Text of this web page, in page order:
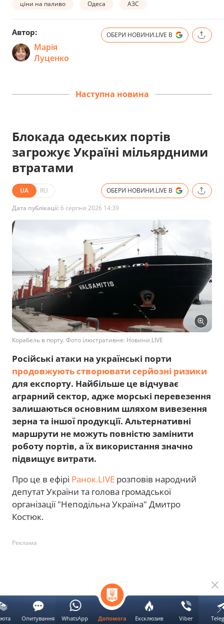
ціни на паливо Одеса АЗС
Автор:
Марія
Луценко
ОБЕРИ НОВИНИ.LIVE В
Наступна новина
Блокада одеських портів
загрожує Україні мільярдними
втратами
UA RU ОБЕРИ НОВИНИ.LIVE В
Дата публікації: 6 серпня 2026 14:39
Корабель в порту. Фото ілюстративне: Новини.LIVE
Російські атаки на українські порти
продовжують створювати серйозні ризики
для експорту. Найбільше це відчуває
аграрний сектор, адже морські перевезення
залишаються основним шляхом вивезення
зерна та іншої продукції. Альтернативні
маршрути не можуть повністю замінити
роботу портів, а їх використання значно
підвищує витрати.
Про це в ефірі Ранок.LIVE розповів народний
депутат України та голова громадської
організації "Неподільна Україна" Дмитро
Костюк.
Реклама
Допомога Ексклюзив Viber
Опитування WhatsApp